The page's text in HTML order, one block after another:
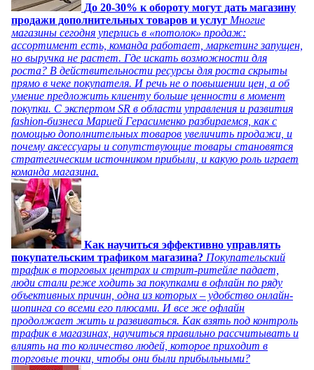
До 20-30% к обороту могут дать магазину
продажи дополнительных товаров и услуг Многие
магазины сегодня уперлись в «потолок» продаж:
ассортимент есть, команда работает, маркетинг запущен,
но выручка не растет. Где искать возможности для
роста? В действительности ресурсы для роста скрыты
прямо в чеке покупателя. И речь не о повышении цен, а об
умение предложить клиенту больше ценности в момент
покупки. С экспертом SR в области управления и развития
fashion-бизнеса Марией Герасименко разбираемся, как с
помощью дополнительных товаров увеличить продажи, и
почему аксессуары и сопутствующие товары становятся
стратегическим источником прибыли, и какую роль играет
команда магазина.
Как научиться эффективно управлять
покупательским трафиком магазина? Покупательский
трафик в торговых центрах и стрит-ритейле падает,
люди стали реже ходить за покупками в офлайн по ряду
объективных причин, одна из которых – удобство онлайн-
шопинга со всеми его плюсами. И все же офлайн
продолжает жить и развиваться. Как взять под контроль
трафик в магазинах, научиться правильно рассчитывать и
влиять на то количество людей, которое приходит в
торговые точки, чтобы они были прибыльными?